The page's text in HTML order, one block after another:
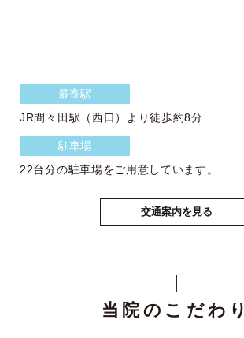
最寄駅
JR間々田駅（西口）より徒歩約8分
駐車場
22台分の駐車場をご用意しています。
交通案内を見る
当院のこだわり